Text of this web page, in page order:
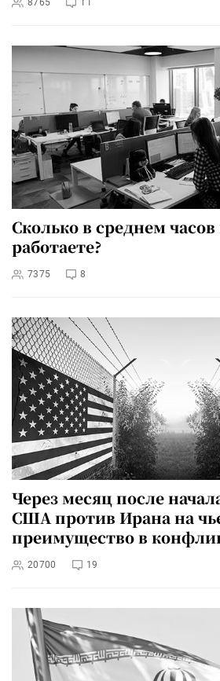
8765 11
Сколько в среднем
работаете?
7375 8
Через месяц после
США против Ирана на
преимущество в
20700 19